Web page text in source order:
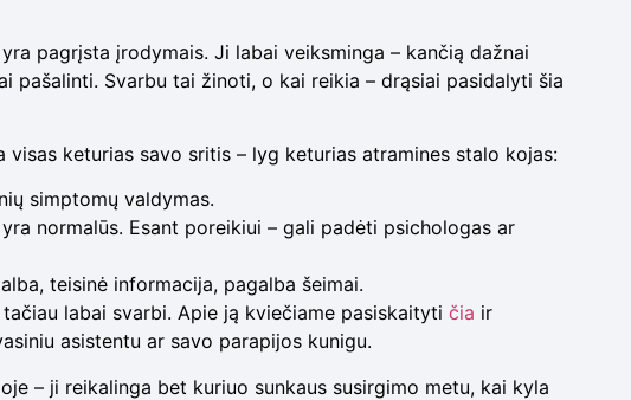
pagrįsta įrodymais. Ji labai veiksminga – kančią dažnai
pašalinti. Svarbu tai žinoti, o kai reikia – drąsiai pasidalyti šia
keturias savo sritis – lyg keturias atramines stalo kojas:
simptomų valdymas.
normalūs. Esant poreikiui – gali padėti psichologas ar
teisinė informacija, pagalba šeimai.
labai svarbi. Apie ją kviečiame pasiskaitytičia ir
asistentu ar savo parapijos kunigu.
– ji reikalinga bet kuriuo sunkaus susirgimo metu, kai kyla